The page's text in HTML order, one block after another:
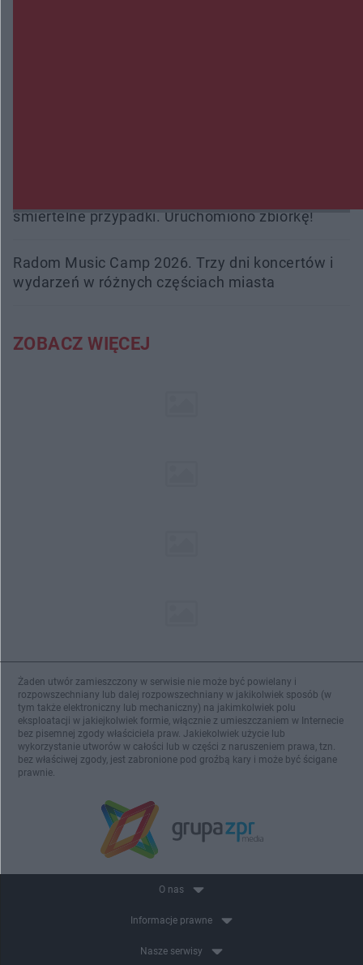
śmiertelne przypadki. Uruchomiono zbiórkę!
Radom Music Camp 2026. Trzy dni koncertów i
wydarzeń w różnych częściach miasta
ZOBACZ WIĘCEJ
Żaden utwór zamieszczony w serwisie nie może być powielany i
rozpowszechniany lub dalej rozpowszechniany w jakikolwiek sposób (w
tym także elektroniczny lub mechaniczny) na jakimkolwiek polu
eksploatacji w jakiejkolwiek formie, włącznie z umieszczaniem w Internecie
bez pisemnej zgody właściciela praw. Jakiekolwiek użycie lub
wykorzystanie utworów w całości lub w części z naruszeniem prawa, tzn.
bez właściwej zgody, jest zabronione pod groźbą kary i może być ścigane
prawnie.
O nas
Informacje prawne
Nasze serwisy